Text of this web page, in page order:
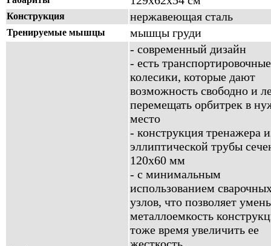
Конструкция нержавеющая сталь
Тренируемые мышцы мышцы груди
- современный дизайн
- есть транспортировочные
колесики, которые дают
возможность свободно и
перемещать орбитрек в
место
- конструкция тренажера
эллиптической трубы
120х60 мм
- с минимальным
использованием
узлов, что позволяет
металлоемкость
тоже время увеличить ее